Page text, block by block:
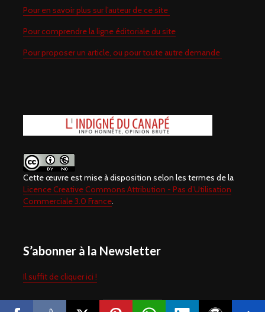
Pour en savoir plus sur l’auteur de ce site
Pour comprendre la ligne éditoriale du site
Pour proposer un article, ou pour toute autre demande
Cette œuvre est mise à disposition selon les termes de la
Licence Creative Commons Attribution - Pas d’Utilisation
Commerciale 3.0 France.
S’abonner à la Newsletter
Il suffit de cliquer ici !